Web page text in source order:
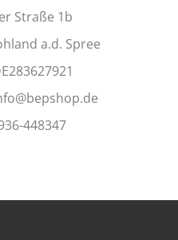
Straße 1b
a.d. Spree
448347